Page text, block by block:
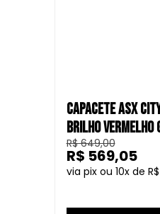
CAPACETE ASX
BRILHO VERMELHO
R$ 649,00
10
R$ 569,05